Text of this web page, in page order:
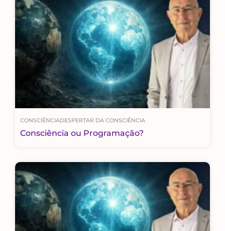
CONSCIÊNCIADESPERTAR DA CONSCIÊNCIA
Consciência ou Programação?